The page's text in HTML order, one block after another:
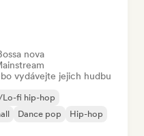
nova
vydávejte jejich hudbu
Lo-fi hip-hop
Dance pop
Hip-hop